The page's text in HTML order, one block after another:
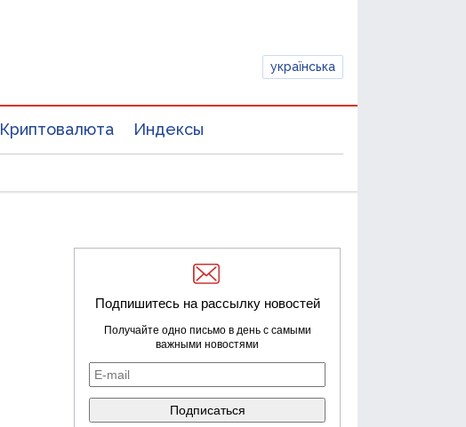
українська
Криптовалюта Индексы
Подпишитесь на рассылку новостей
Получайте одно письмо в день с самыми
важными новостями